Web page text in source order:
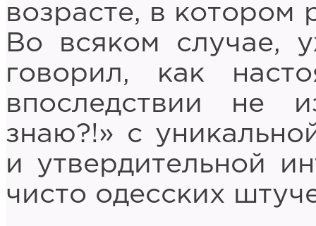
возрасте, в котором
Во всяком случае,
говорил, как
впоследствии не
знаю?!» с
и утвердительной
чисто одесских